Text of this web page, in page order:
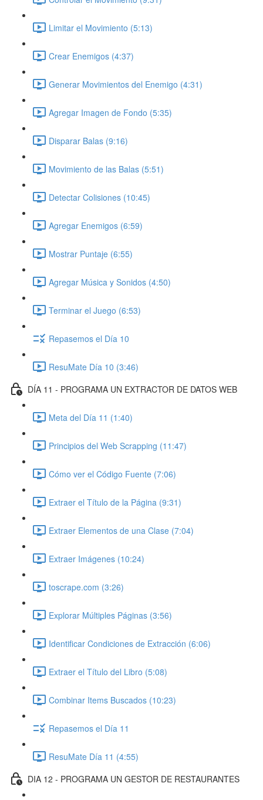
Limitar el Movimiento (5:13)
Crear Enemigos (4:37)
Generar Movimientos del Enemigo (4:31)
Agregar Imagen de Fondo (5:35)
Disparar Balas (9:16)
Movimiento de las Balas (5:51)
Detectar Colisiones (10:45)
Agregar Enemigos (6:59)
Mostrar Puntaje (6:55)
Agregar Música y Sonidos (4:50)
Terminar el Juego (6:53)
Repasemos el Día 10
ResuMate Día 10 (3:46)
DÍA 11 - PROGRAMA UN EXTRACTOR DE DATOS WEB
Meta del Día 11 (1:40)
Principios del Web Scrapping (11:47)
Cómo ver el Código Fuente (7:06)
Extraer el Título de la Página (9:31)
Extraer Elementos de una Clase (7:04)
Extraer Imágenes (10:24)
toscrape.com (3:26)
Explorar Múltiples Páginas (3:56)
Identificar Condiciones de Extracción (6:06)
Extraer el Título del Libro (5:08)
Combinar Items Buscados (10:23)
Repasemos el Día 11
ResuMate Día 11 (4:55)
DIA 12 - PROGRAMA UN GESTOR DE RESTAURANTES